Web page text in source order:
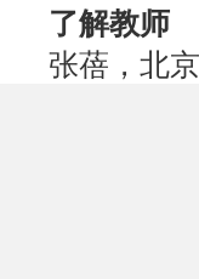
了解教师
张蓓，北